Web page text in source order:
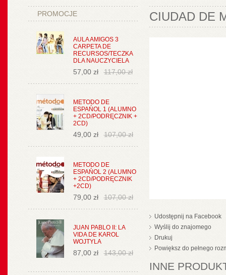
PROMOCJE
AULA AMIGOS 3
CARPETA DE
RECURSOS/TECZKA
DLA NAUCZYCIELA
57,00 zł 117,00 zł
METODO DE
ESPAŃOL 1 (ALUMNO
+ 2CD/PODRĘCZNIK +
2CD)
49,00 zł 107,00 zł
METODO DE
ESPAŃOL 2 (ALUMNO
+ 2CD/PODRĘCZNIK
+2CD)
79,00 zł 107,00 zł
JUAN PABLO II: LA
VIDA DE KAROL
WOJTYLA
87,00 zł 143,00 zł
CIUDAD DE
Udostępnij na Facebook
Wyślij do znajomego
Drukuj
Powiększ do pełnego
INNE